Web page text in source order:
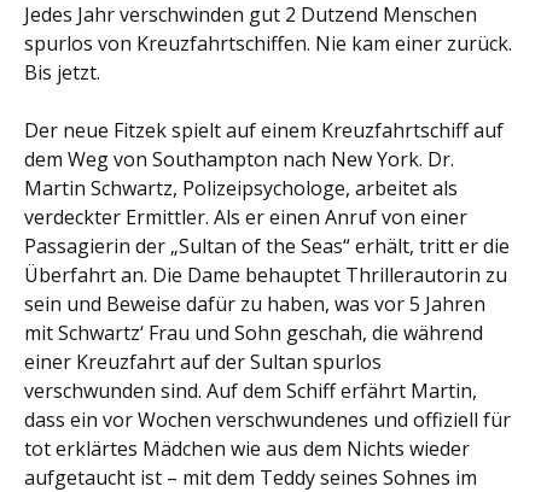
Jedes Jahr verschwinden gut 2 Dutzend Menschen
spurlos von Kreuzfahrtschiffen. Nie kam einer zurück.
Bis jetzt.
Der neue Fitzek spielt auf einem Kreuzfahrtschiff auf
dem Weg von Southampton nach New York. Dr.
Martin Schwartz, Polizeipsychologe, arbeitet als
verdeckter Ermittler. Als er einen Anruf von einer
Passagierin der „Sultan of the Seas“ erhält, tritt er die
Überfahrt an. Die Dame behauptet Thrillerautorin zu
sein und Beweise dafür zu haben, was vor 5 Jahren
mit Schwartz‘ Frau und Sohn geschah, die während
einer Kreuzfahrt auf der Sultan spurlos
verschwunden sind. Auf dem Schiff erfährt Martin,
dass ein vor Wochen verschwundenes und offiziell für
tot erklärtes Mädchen wie aus dem Nichts wieder
aufgetaucht ist – mit dem Teddy seines Sohnes im